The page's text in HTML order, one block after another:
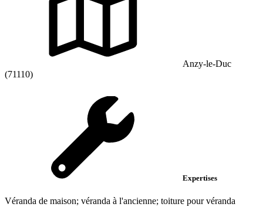
Anzy-le-Duc
(71110)
Expertises
Véranda de maison; véranda à l'ancienne; toiture pour véranda